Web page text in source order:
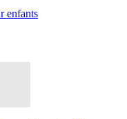
enfants